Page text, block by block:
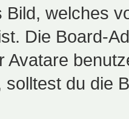
Bild, welches
Die Board-
Avatare
solltest du die